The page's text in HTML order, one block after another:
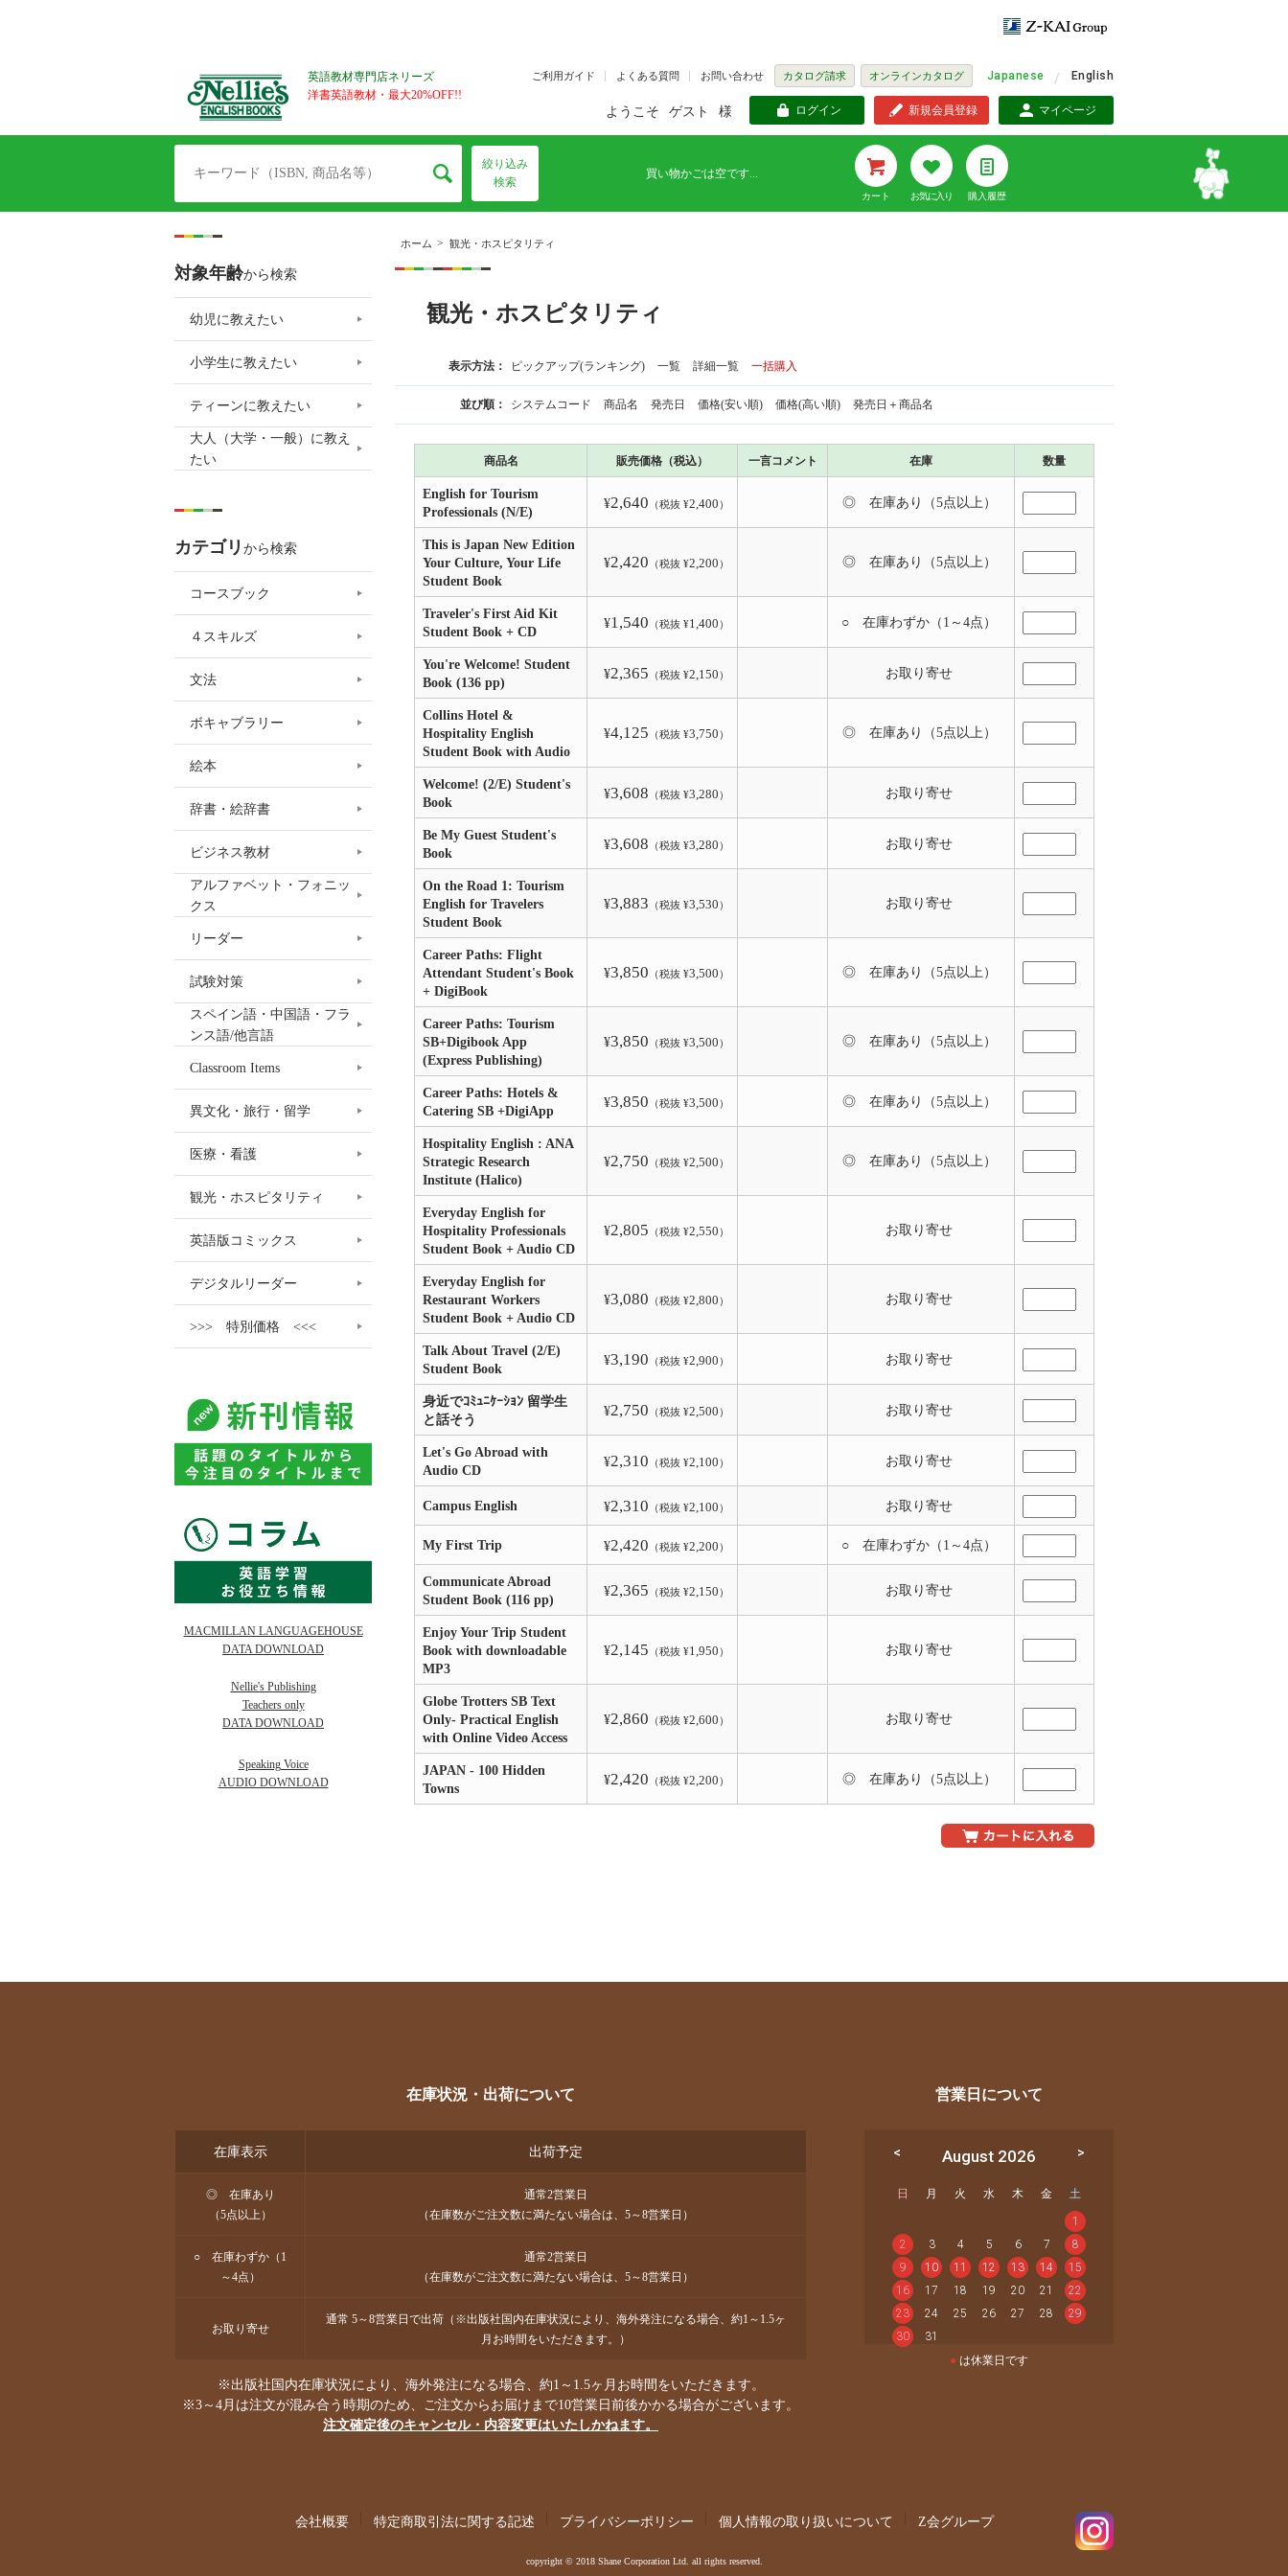
英語教材専門店ネリーズ
洋書英語教材・最大20%OFF!!
ご利用ガイド よくある質問 お問い合わせ カタログ請求 オンラインカタログ Japanese English
ようこそ ゲスト 様 ログイン 新規会員登録 マイページ
絞り込み
検索
買い物かごは空です...
カート お気に入り 購入履歴
ホーム > 観光・ホスピタリティ
観光・ホスピタリティ
表示方法： ピックアップ(ランキング) 一覧 詳細一覧 一括購入
並び順： システムコード 商品名 発売日 価格(安い順) 価格(高い順) 発売日＋商品名
商品名 販売価格（税込） 一言コメント 在庫 数量
English for Tourism
Professionals (N/E)
¥2,640 （税抜 ¥2,400 ） ◎ 在庫あり（5点以上）
This is Japan New Edition
Your Culture, Your Life
Student Book
¥2,420 （税抜 ¥2,200 ） ◎ 在庫あり（5点以上）
Traveler's First Aid Kit
Student Book + CD
¥1,540 （税抜 ¥1,400 ） ○ 在庫わずか（1～4点）
You're Welcome! Student
Book (136 pp)
¥2,365 （税抜 ¥2,150 ） お取り寄せ
Collins Hotel &
Hospitality English
Student Book with Audio
¥4,125 （税抜 ¥3,750 ） ◎ 在庫あり（5点以上）
Welcome! (2/E) Student's
Book
¥3,608 （税抜 ¥3,280 ） お取り寄せ
Be My Guest Student's
Book
¥3,608 （税抜 ¥3,280 ） お取り寄せ
On the Road 1: Tourism
English for Travelers
Student Book
¥3,883 （税抜 ¥3,530 ） お取り寄せ
Career Paths: Flight
Attendant Student's Book
+ DigiBook
¥3,850 （税抜 ¥3,500 ） ◎ 在庫あり（5点以上）
Career Paths: Tourism
SB+Digibook App
(Express Publishing)
¥3,850 （税抜 ¥3,500 ） ◎ 在庫あり（5点以上）
Career Paths: Hotels &
Catering SB +DigiApp
¥3,850 （税抜 ¥3,500 ） ◎ 在庫あり（5点以上）
Hospitality English : ANA
Strategic Research
Institute (Halico)
¥2,750 （税抜 ¥2,500 ） ◎ 在庫あり（5点以上）
Everyday English for
Hospitality Professionals
Student Book + Audio CD
¥2,805 （税抜 ¥2,550 ） お取り寄せ
Everyday English for
Restaurant Workers
Student Book + Audio CD
¥3,080 （税抜 ¥2,800 ） お取り寄せ
Talk About Travel (2/E)
Student Book
¥3,190 （税抜 ¥2,900 ） お取り寄せ
身近でｺﾐｭﾆｹｰｼｮﾝ 留学生
と話そう
¥2,750 （税抜 ¥2,500 ） お取り寄せ
Let's Go Abroad with
Audio CD
¥2,310 （税抜 ¥2,100 ） お取り寄せ
Campus English ¥2,310 （税抜 ¥2,100 ） お取り寄せ
My First Trip ¥2,420 （税抜 ¥2,200 ） ○ 在庫わずか（1～4点）
Communicate Abroad
Student Book (116 pp)
¥2,365 （税抜 ¥2,150 ） お取り寄せ
Enjoy Your Trip Student
Book with downloadable
MP3
¥2,145 （税抜 ¥1,950 ） お取り寄せ
Globe Trotters SB Text
Only- Practical English
with Online Video Access
¥2,860 （税抜 ¥2,600 ） お取り寄せ
JAPAN - 100 Hidden
Towns
¥2,420 （税抜 ¥2,200 ） ◎ 在庫あり（5点以上）
対象年齢から検索
幼児に教えたい
小学生に教えたい
ティーンに教えたい
大人（大学・一般）に教え
たい
カテゴリ から検索
コースブック
４スキルズ
文法
ボキャブラリー
絵本
辞書・絵辞書
ビジネス教材
アルファベット・フォニッ
クス
リーダー
試験対策
スペイン語・中国語・フラ
ンス語/他言語
Classroom Items
異文化・旅行・留学
医療・看護
観光・ホスピタリティ
英語版コミックス
デジタルリーダー
>>> 特別価格 <<<
MACMILLAN LANGUAGEHOUSE
DATA DOWNLOAD
Nellie's Publishing
Teachers only
DATA DOWNLOAD
Speaking Voice
AUDIO DOWNLOAD
在庫状況・出荷について
在庫表示 出荷予定
◎ 在庫あり
（5点以上）
通常2営業日
（在庫数がご注文数に満たない場合は、5～8営業日）
○ 在庫わずか（1
～4点）
通常2営業日
（在庫数がご注文数に満たない場合は、5～8営業日）
お取り寄せ
通常 5～8営業日で出荷（※出版社国内在庫状況により、海外発注になる場合、約1～1.5ヶ
月お時間をいただきます。）
※出版社国内在庫状況により、海外発注になる場合、約1～1.5ヶ月お時間をいただきます。
※3～4月は注文が混み合う時期のため、ご注文からお届けまで10営業日前後かかる場合がございます。
注文確定後のキャンセル・内容変更はいたしかねます。
営業日について
August 2026
日 月 火 水 木 金 土
1
2
3 4 5 6 7
8
9
10 11 12 13 14
15
16
17 18 19 20 21
22
23
24 25 26 27 28
29
30
31
● は休業日です
会社概要 特定商取引法に関する記述 プライバシーポリシー 個人情報の取り扱いについて Z会グループ
copyright © 2018 Shane Corporation Ltd. all rights reserved.